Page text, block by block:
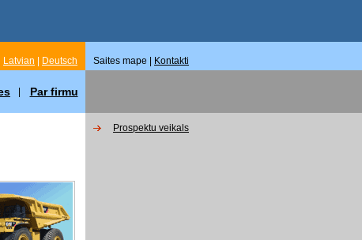
Latvian Deutsch Saites mape | Kontakti
Par firmu
Prospektu veikals